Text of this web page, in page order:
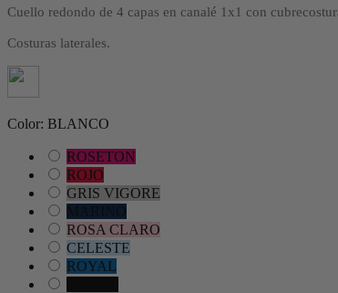
Cuello redondo de 4 capas en canalé 1x1 con
Costuras laterales.
Color: BLANCO
ROSETON
ROJO
GRIS VIGORE
MARINO
ROSA CLARO
CELESTE
ROYAL